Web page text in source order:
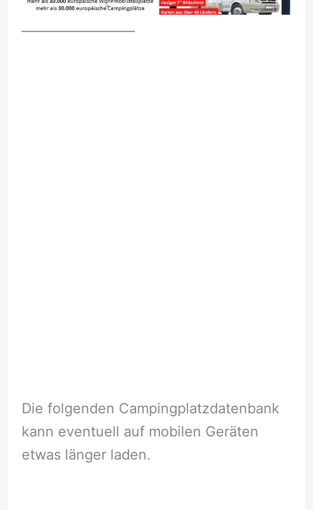
Die folgenden Campingplatzdatenbank
kann eventuell auf mobilen Geräten
etwas länger laden.